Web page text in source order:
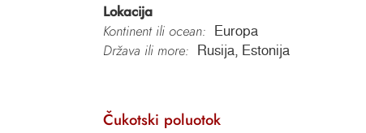
Lokacija
Kontinent ili ocean:
Europa
Država ili more: Rusija, Estonija
Čukotski poluotok